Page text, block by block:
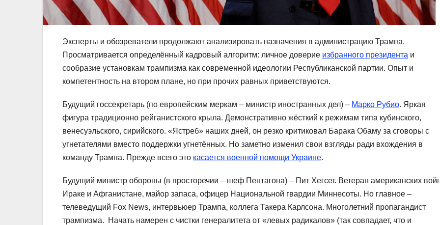
Эксперты и обозреватели продолжают анализировать назначения в администрацию Трампа.
Просматривается определённый кадровый алгоритм: личное доверие избранного президента и
сообразие установкам трампизма как современной идеологии Республиканской партии. Опыт и
компетентность на втором плане, но при прочих равных приветствуются.
Будущий госсекретарь (по европейским меркам – министр иностранных дел) – Марко Рубио. Яркая
фигура традиционно рейганистского крыла. Демонстративно жёсткий к режимам типа кубинского,
венесуэльского, сирийского. «Ястреб» наших дней, он резко критиковал Барака Обаму за сговоры с
угнетателями вместо поддержки угнетённых. Но заметно изменил свои взгляды ради вхождения в
команду Трампа. Прежде всего это касается военной помощи Украине.
Будущий министр обороны (в просторечии – шеф Пентагона) – Пит Хегсет. Ветеран американских
Ираке и Афганистане, майор запаса, офицер Национальной гвардии Миннесоты. Но главное –
телеведущий Fox News, интервьюер Трампа, коллега Такера Карлсона. Многолетний пропагандист
трампизма. Начать намерен с чистки генералитета от «левых радикалов» (так совпадает, что и